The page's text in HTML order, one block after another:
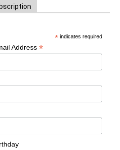
* indicates required
Address*